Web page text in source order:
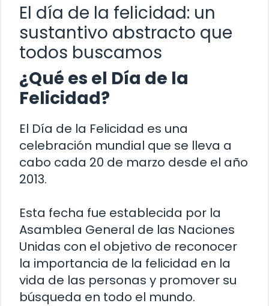
El día de la felicidad: un
sustantivo abstracto que
todos buscamos
¿Qué es el Día de la
Felicidad?
El Día de la Felicidad es una
celebración mundial que se lleva a
cabo cada 20 de marzo desde el año
2013.
Esta fecha fue establecida por la
Asamblea General de las Naciones
Unidas con el objetivo de reconocer
la importancia de la felicidad en la
vida de las personas y promover su
búsqueda en todo el mundo.